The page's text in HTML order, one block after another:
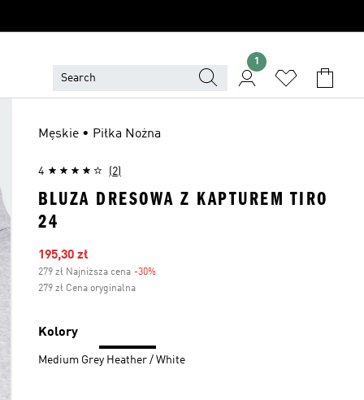
Męskie • Piłka Nożna
4 (2)
BLUZA DRESOWA Z KAPTUREM TIRO
24
Ceny na wyprzedaży
195,30 zł
279 zł Najniższa cena -30%
279 zł Cena oryginalna
Kolory
Medium Grey Heather / White